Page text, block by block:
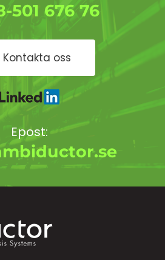
501 676 76
Kontakta oss
Epost: